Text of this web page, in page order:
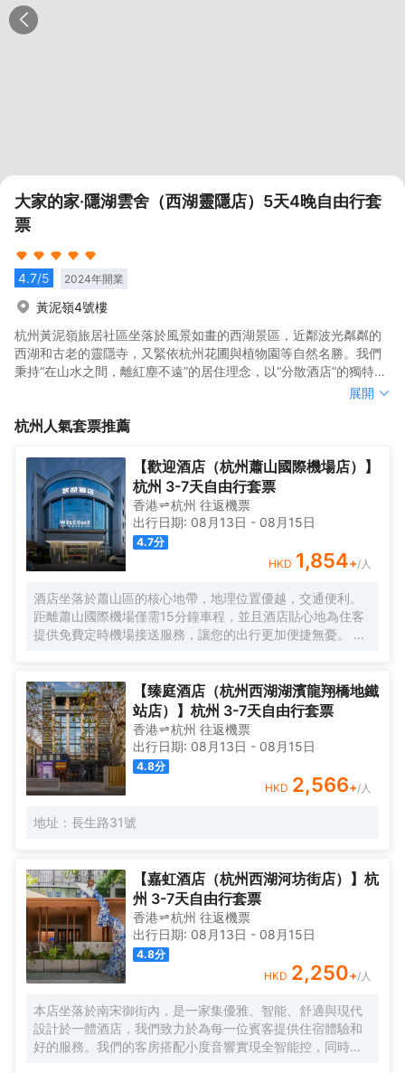
大家的家·隱湖雲舍（西湖靈隱店）5天4晚自由行套
票
4.7/5 2024年開業
黃泥嶺4號樓
杭州黃泥嶺旅居社區坐落於風景如畫的西湖景區，近鄰波光粼粼的
西湖和古老的靈隱寺，又緊依杭州花圃與植物園等自然名勝。我們
秉持“在山水之間，離紅塵不遠”的居住理念，以“分散酒店”的獨特模
式精心打造。在保留和傳承當地村落原始風貌的同時，巧妙地運用
融，彰顯出白牆黛瓦、柔美雅緻的江南中式風格，向杭州獨特的宋
標杆，地理位置得天獨厚，步行即可輕鬆抵達兩大風景區——杭州
西湖和靈隱寺。這裏的建築形態充滿宋韻美學，每一處細節都流露
出深厚的文化底藴。我們提供管家式的賓客服務，為您打造私密典
雅的用餐空間，讓您在西湖之畔感受到“家”的温暖與舒適。在這裏，
您將享受到私密與調性並存的尊貴體驗，留下難忘的回憶。<br>
杭州黃泥嶺旅居社區坐落於風景如畫的西湖景區，近鄰波光粼粼的
秉持“在山水之間，離紅塵不遠”的居住理念，以“分散酒店”的獨特模
現代設計手法，融入宋韻的深厚底藴，使建築和當地民居和諧相
融，彰顯出白牆黛瓦、柔美雅緻的江南中式風格，向杭州獨特的宋
韻文化致以崇高的敬意。 社區以高端酒店的服務標準和居住品質為
標杆，地理位置得天獨厚，步行即可輕鬆抵達兩大風景區——杭州
西湖和靈隱寺。這裏的建築形態充滿宋韻美學，每一處細節都流露
出深厚的文化底藴。我們提供管家式的賓客服務，為您打造私密典
雅的用餐空間，讓您在西湖之畔感受到“家”的温暖與舒適。在這裏，
展開
杭州 人氣套票推薦
【歡迎酒店（杭州蕭山國際機場店）】
杭州 3-7天自由行套票
香港 杭州 往返機票
出行日期: 08月13日 - 08月15日
4.7分
HKD 1,854+/人
酒店坐落於蕭山區的核心地帶，地理位置優越，交通便利。
距離蕭山國際機場僅需15分鐘車程，並且酒店貼心地為住客
提供免費定時機場接送服務，讓您的出行更加便捷無憂。 酒
錯落結合，打造出沉浸式的高質感空間體驗，讓您彷彿置身
於自然與藝術交融的氛圍之中。此外，酒店還配備了智能機
器人服務，為您的入住增添一份科技感與趣味性。 客房設施
- 100間簡約風格客房，精心設計了大床和雙床兩種房型，滿
足不同住客的需求。 - 每間客房均配備獨立空調，可根據您
的個人喜好調節室內温度；高速WiFi覆蓋，讓您隨時隨地暢
享網絡世界；不同房型分別配備投影儀、65寸或55寸液晶電
視，為您的閒暇時光增添更多娛樂選擇。 - 乾濕分離的衞浴
空間設計，為您提供舒適的使用體驗，同時24小時熱水供
早餐廳：為您精心準備豐富多樣的中西式自助早餐，開啟活
力滿滿的一天。 - 正餐廳：主打蕭山菜及特色菜餚，讓您品
嚐到地道的江南風味。餐廳內設有9個獨立包廂，為您提供私
密優雅的用餐環境，無論是商務宴請還是家庭聚餐都十分適
宜。
【臻庭酒店（杭州西湖湖濱龍翔橋地鐵
站店）】杭州 3-7天自由行套票
香港 杭州 往返機票
出行日期: 08月13日 - 08月15日
4.8分
HKD 2,566+/人
地址：長生路31號
【嘉虹酒店（杭州西湖河坊街店）】杭
州 3-7天自由行套票
香港 杭州 往返機票
出行日期: 08月13日 - 08月15日
4.8分
HKD 2,250+/人
本店坐落於南宋御街內，是一家集優雅、智能、舒適與現代
設計於一體酒店，我們致力於為每一位賓客提供住宿體驗和
好的服務。我們的客房搭配小度音響實現全智能控，同時配